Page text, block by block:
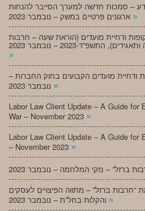
מידע – סמכות חדשה למערך הסייבר להנחות
»
ודחיית מועדים (הוראת שעה – חרבות
2023 – נובמבר 2023
»
ודחיית מועדים הקבועים בחוק החברות –
»
Labor Law Client Update – A Guide for
War – November 2023 »
Labor Law Client Update – A Guide for
– November 2023 »
“חרבות ברזל” – מתווה הפיצויים לעסקים
»